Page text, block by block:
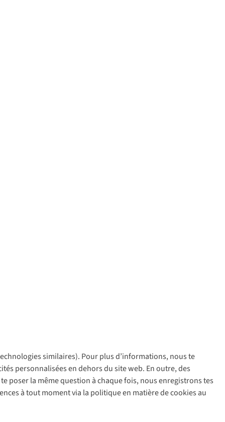
similaires). Pour plus d’informations, nous te
personnalisées en dehors du site web. En outre, des
poser la même question à chaque fois, nous enregistrons tes
à tout moment via la politique en matière de cookies au